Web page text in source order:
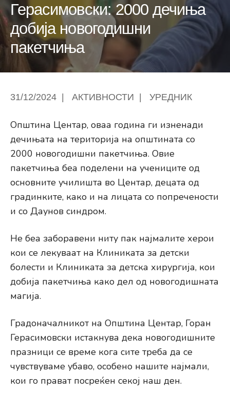
Герасимовски: 2000 дечиња
добија новогодишни
пакетчиња
31/12/2024 АКТИВНОСТИ УРЕДНИК
Општина Центар, оваа година ги изненади
дечињата на територија на општината со
2000 новогодишни пакетчиња. Овие
пакетчиња беа поделени на учениците од
основните училишта во Центар, децата од
градинките, како и на лицата со попречености
и со Даунов синдром.
Не беа заборавени ниту пак најмалите херои
кои се лекуваат на Клиниката за детски
болести и Клиниката за детска хирургија, кои
добија пакетчиња како дел од новогодишната
магија.
Градоначалникот на Општина Центар, Горан
Герасимовски истакнува дека новогодишните
празници се време кога сите треба да се
чувствуваме убаво, особено нашите најмали,
кои го прават посреќен секој наш ден.